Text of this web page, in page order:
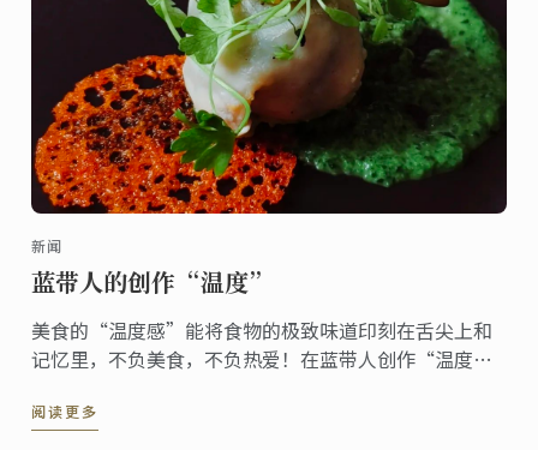
新闻
蓝带人的创作“温度”
美食的“温度感”能将食物的极致味道印刻在舌尖上和
记忆里，不负美食，不负热爱！在蓝带人创作“温度”
阅读更多